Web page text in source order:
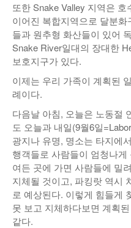
또한 Snake Valley 지역은
이어진 복합지역으로 달분
들과 원추형 화산들이 있어
Snake River일대의 장대한
보호지구가 있다.
이제는 우리 가족이 계획된
례이다.
다음날 아침, 오늘은 노동절
도 오늘과 내일(9월6일
광지나 유명, 명소는 타지에
행객들로 사람들이 엄청나
여든 곳에 가면 사람들에 밀
지체될 것이고, 파킹랏 역시
로 예상된다. 이렇게 힘들게
못 보고 지체하다보면 계획
같다.